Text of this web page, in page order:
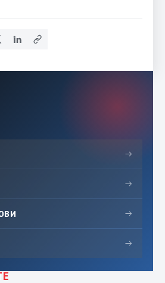
→
→
→
→